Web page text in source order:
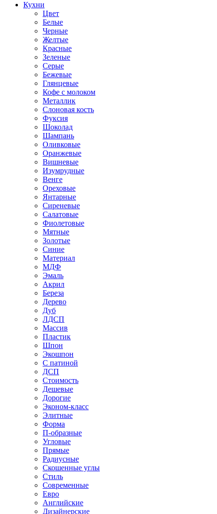
Кухни
Цвет
Белые
Черные
Желтые
Красные
Зеленые
Серые
Бежевые
Глянцевые
Кофе с молоком
Металлик
Слоновая кость
Фуксия
Шоколад
Шампань
Оливковые
Оранжевые
Вишневые
Изумрудные
Венге
Ореховые
Янтарные
Сиреневые
Салатовые
Фиолетовые
Мятные
Золотые
Синие
Материал
МДФ
Эмаль
Акрил
Береза
Дерево
Дуб
ЛДСП
Массив
Пластик
Шпон
Экошпон
С патиной
ДСП
Стоимость
Дешевые
Дорогие
Эконом-класс
Элитные
Форма
П-образные
Угловые
Прямые
Радиусные
Скошенные углы
Стиль
Современные
Евро
Английские
Дизайнерские